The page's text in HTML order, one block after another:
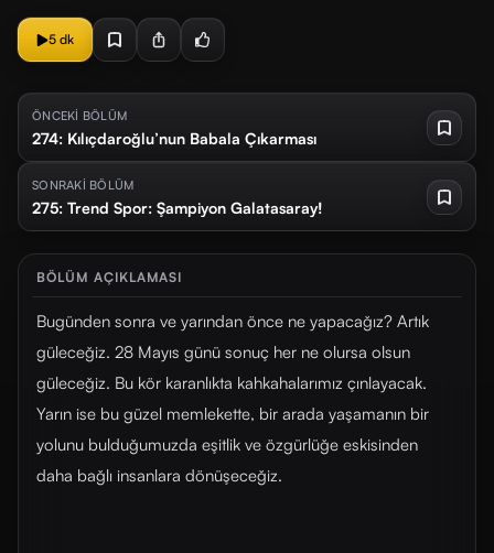
5 dk
ÖNCEKİ BÖLÜM
274: Kılıçdaroğlu’nun Babala Çıkarması
SONRAKİ BÖLÜM
275: Trend Spor: Şampiyon Galatasaray!
BÖLÜM AÇIKLAMASI
Bugünden sonra ve yarından önce ne yapacağız? Artık
güleceğiz. 28 Mayıs günü sonuç her ne olursa olsun
güleceğiz. Bu kör karanlıkta kahkahalarımız çınlayacak.
Yarın ise bu güzel memlekette, bir arada yaşamanın bir
yolunu bulduğumuzda eşitlik ve özgürlüğe eskisinden
daha bağlı insanlara dönüşeceğiz.